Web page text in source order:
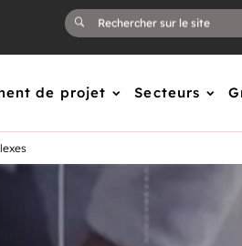
de projet Secteurs